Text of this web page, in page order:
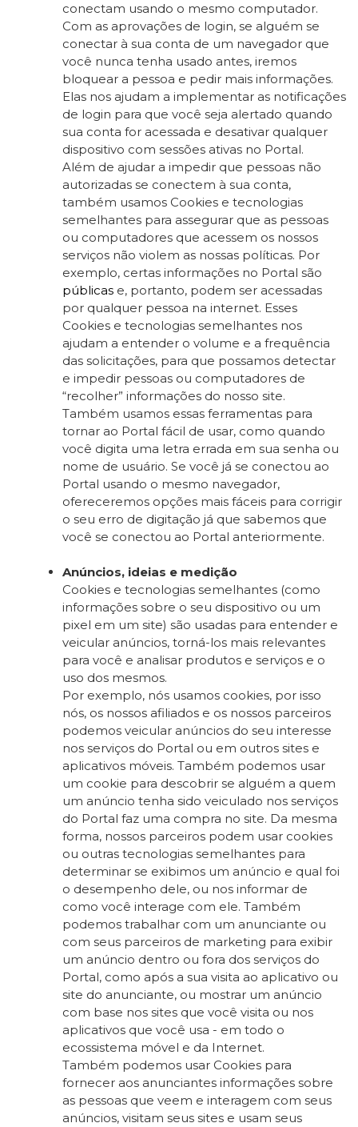
conectam usando o mesmo computador.
Com as aprovações de login, se alguém se
conectar à sua conta de um navegador que
você nunca tenha usado antes, iremos
bloquear a pessoa e pedir mais informações.
Elas nos ajudam a implementar as notificações
de login para que você seja alertado quando
sua conta for acessada e desativar qualquer
dispositivo com sessões ativas no Portal.
Além de ajudar a impedir que pessoas não
autorizadas se conectem à sua conta,
também usamos Cookies e tecnologias
semelhantes para assegurar que as pessoas
ou computadores que acessem os nossos
serviços não violem as nossas políticas. Por
exemplo, certas informações no Portal são
públicase, portanto, podem ser acessadas
por qualquer pessoa na internet. Esses
Cookies e tecnologias semelhantes nos
ajudam a entender o volume e a frequência
das solicitações, para que possamos detectar
e impedir pessoas ou computadores de
“recolher” informações do nosso site.
Também usamos essas ferramentas para
tornar ao Portal fácil de usar, como quando
você digita uma letra errada em sua senha ou
nome de usuário. Se você já se conectou ao
Portal usando o mesmo navegador,
ofereceremos opções mais fáceis para corrigir
o seu erro de digitação já que sabemos que
você se conectou ao Portal anteriormente.
Anúncios, ideias e medição
Cookies e tecnologias semelhantes (como
informações sobre o seu dispositivo ou um
pixel em um site) são usadas para entender e
veicular anúncios, torná-los mais relevantes
para você e analisar produtos e serviços e o
uso dos mesmos.
Por exemplo, nós usamos cookies, por isso
nós, os nossos afiliados e os nossos parceiros
podemos veicular anúncios do seu interesse
nos serviços do Portal ou em outros sites e
aplicativos móveis. Também podemos usar
um cookie para descobrir se alguém a quem
um anúncio tenha sido veiculado nos serviços
do Portal faz uma compra no site. Da mesma
forma, nossos parceiros podem usar cookies
ou outras tecnologias semelhantes para
determinar se exibimos um anúncio e qual foi
o desempenho dele, ou nos informar de
como você interage com ele. Também
podemos trabalhar com um anunciante ou
com seus parceiros de marketing para exibir
um anúncio dentro ou fora dos serviços do
Portal, como após a sua visita ao aplicativo ou
site do anunciante, ou mostrar um anúncio
com base nos sites que você visita ou nos
aplicativos que você usa - em todo o
ecossistema móvel e da Internet.
Também podemos usar Cookies para
fornecer aos anunciantes informações sobre
as pessoas que veem e interagem com seus
anúncios, visitam seus sites e usam seus